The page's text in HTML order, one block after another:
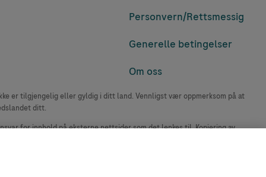
Personvern/Rettsmessig
Generelle betingelser
Om oss
er tilgjengelig eller gyldig i ditt land. Vennligst vær oppmerksom på at
ditt.
for innhold på eksterne nettsider som det lenkes til. Kopiering av